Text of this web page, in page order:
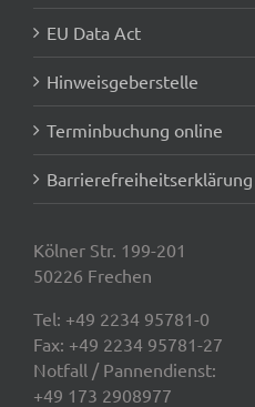
EU Data Act
Hinweisgeberstelle
Terminbuchung online
Barrierefreiheitserklärung
Kölner Str. 199-201
50226 Frechen
Tel: +49 2234 95781-0
Fax: +49 2234 95781-27
Notfall / Pannendienst:
+49 173 2908977